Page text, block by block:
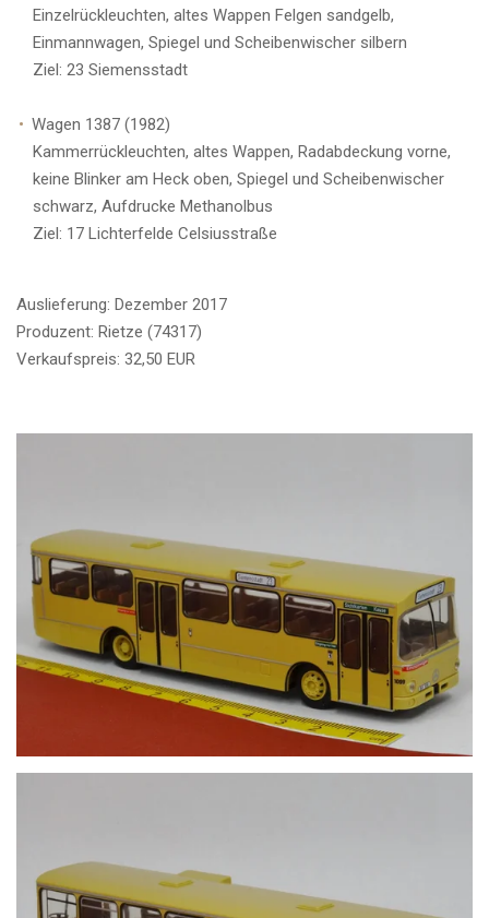
Einzelrückleuchten, altes Wappen Felgen sandgelb,
Einmannwagen, Spiegel und Scheibenwischer silbern
Ziel: 23 Siemensstadt
Wagen 1387 (1982)
Kammerrückleuchten, altes Wappen, Radabdeckung vorne,
keine Blinker am Heck oben, Spiegel und Scheibenwischer
schwarz, Aufdrucke Methanolbus
Ziel: 17 Lichterfelde Celsiusstraße
Auslieferung: Dezember 2017
Produzent: Rietze (74317)
Verkaufspreis: 32,50 EUR